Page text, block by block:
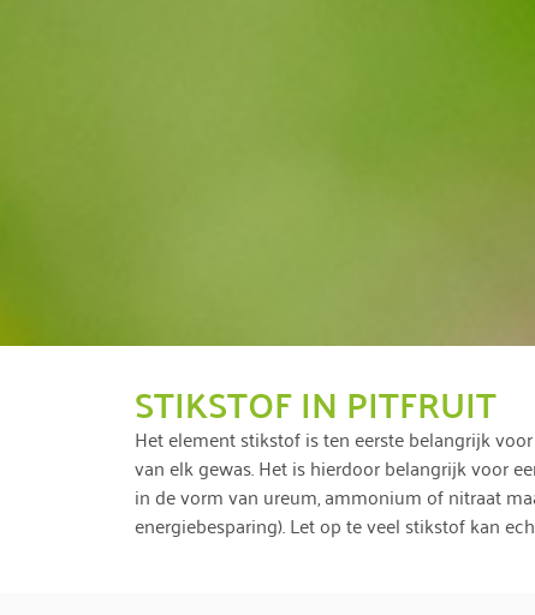
STIKSTOF IN PITFRUIT
Het element stikstof is ten eerste belangrijk
van elk gewas. Het is hierdoor belangrijk voor
in de vorm van ureum, ammonium of nitraat
energiebesparing). Let op te veel stikstof kan